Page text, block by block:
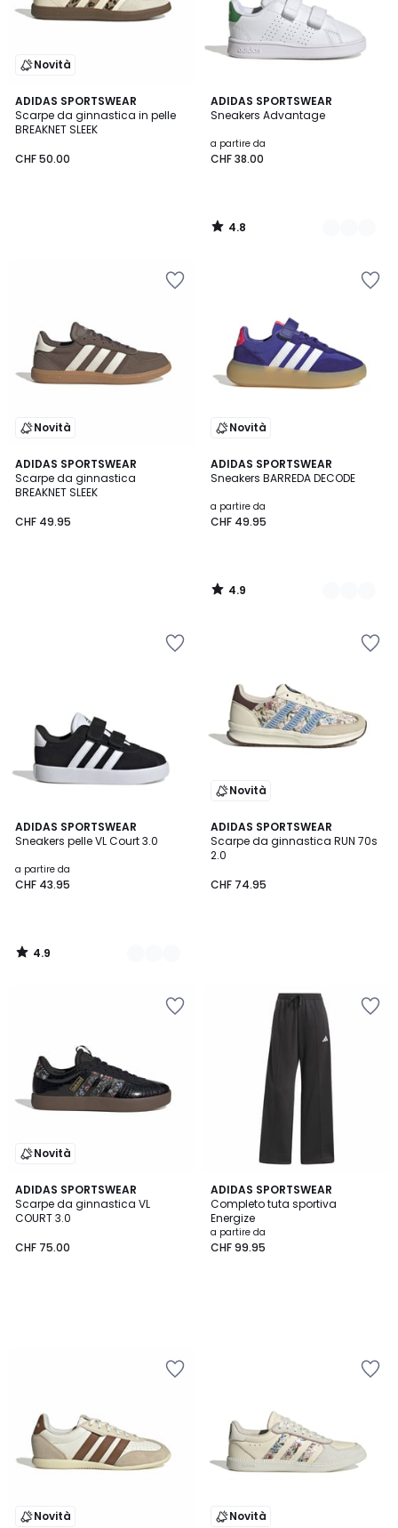
Novità
ADIDAS SPORTSWEAR
Scarpe da ginnastica in pelle
BREAKNET SLEEK
CHF 50.00
ADIDAS SPORTSWEAR
Sneakers Advantage
a partire da
CHF 38.00
4.8
/ 5
2
Colori
4.8
/
Novità
ADIDAS SPORTSWEAR
Scarpe da ginnastica
BREAKNET SLEEK
CHF 49.95
Novità
ADIDAS SPORTSWEAR
Sneakers BARREDA DECODE
a partire da
CHF 49.95
4.9
/ 5
2
Colori
4.9
/
ADIDAS SPORTSWEAR
Sneakers pelle VL Court 3.0
a partire da
CHF 43.95
4.9
/ 5
3
Colori
4.9
/
Novità
ADIDAS SPORTSWEAR
Scarpe da ginnastica RUN 70s
2.0
CHF 74.95
Novità
ADIDAS SPORTSWEAR
Scarpe da ginnastica VL
COURT 3.0
CHF 75.00
ADIDAS SPORTSWEAR
Completo tuta sportiva
Energize
a partire da
CHF 99.95
Novità Novità